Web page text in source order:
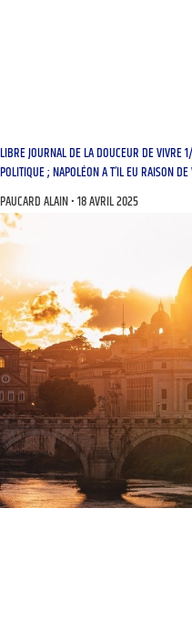
LIBRE JOURNAL DE LA DOUCEUR DE
POLITIQUE ; NAPOLÉON A T’IL EU RAISON
PAUCARD ALAIN 18 AVRIL 2025